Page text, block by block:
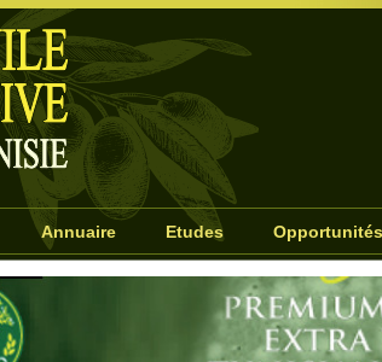
Annuaire Etudes Opportunités